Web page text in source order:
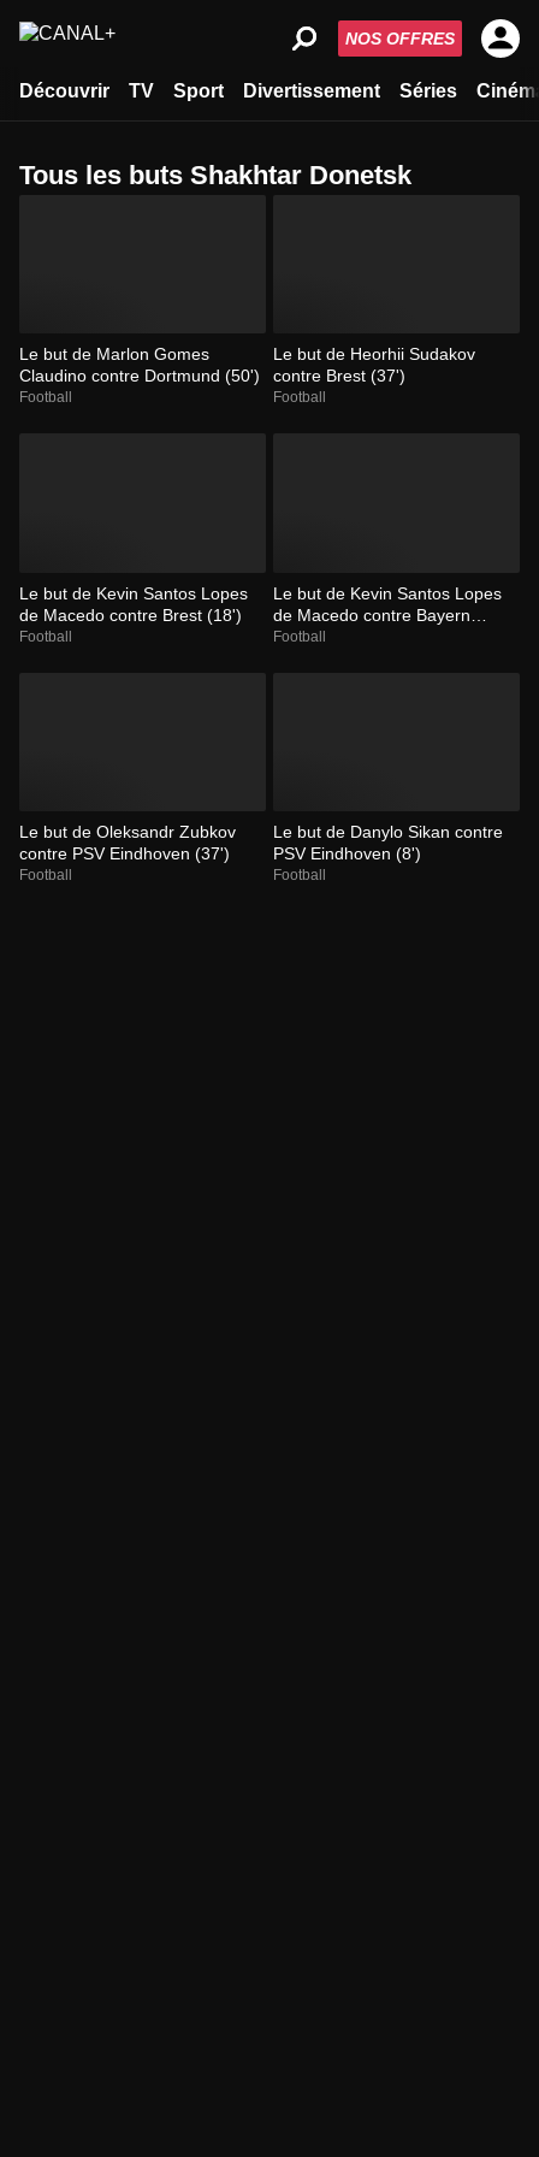
Découvrir TV Sport Divertissement Séries
NOS OFFRES
Tous les buts Shakhtar Donetsk
Le but de Marlon Gomes
Claudino contre Dortmund (50')
Football
Le but de Heorhii Sudakov
contre Brest (37')
Football
Le but de Kevin Santos Lopes
de Macedo contre Brest (18')
Football
Le but de Kevin Santos Lopes
de Macedo contre Bayern
Munich (5')
Football
Le but de Oleksandr Zubkov
contre PSV Eindhoven (37')
Football
Le but de Danylo Sikan contre
PSV Eindhoven (8')
Football